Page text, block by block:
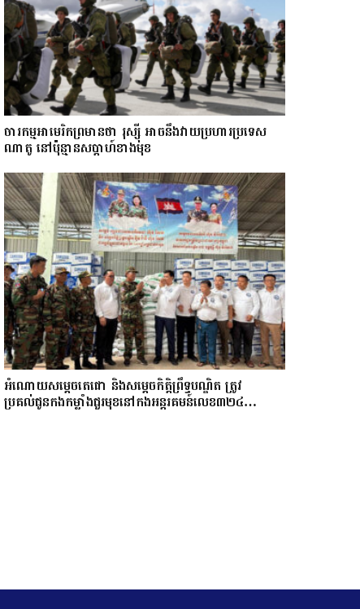
ចារកម្ម​អាមេរិក​ព្រមាន​ថា​ រុស្ស៊ី​ អាចនឹងវាយប្រហារប្រទេស​​
ណា​តូ ​នៅ​ប៉ុន្មាន​សប្តាហ៍​​ខាង​មុខ​​
អំណោយសម្តេចតេជោ និងសម្តេចកិត្តិព្រឹទ្ធបណ្ឌិត ត្រូវ
ប្រគល់ជូនកងកម្លាំងជួរមុខនៅកងអន្តរគមន៍លេខ៣២៤…